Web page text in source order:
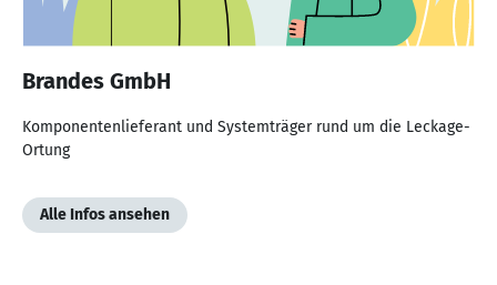
Brandes GmbH
Komponentenlieferant und Systemträger rund um die Leckage-
Ortung
Alle Infos ansehen